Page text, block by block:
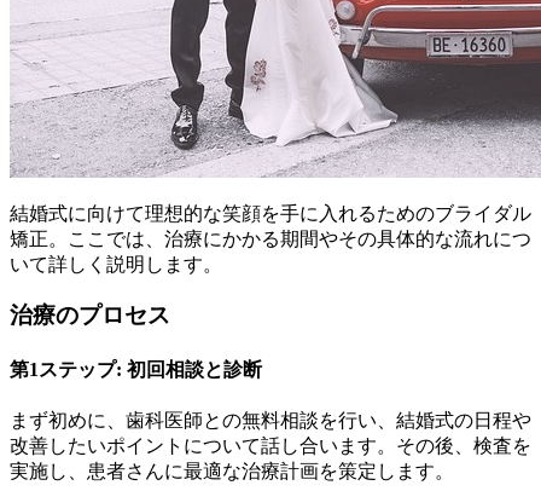
結婚式に向けて理想的な笑顔を手に入れるためのブライダル
矯正。ここでは、治療にかかる期間やその具体的な流れにつ
いて詳しく説明します。
治療のプロセス
第1ステップ: 初回相談と診断
まず初めに、歯科医師との無料相談を行い、結婚式の日程や
改善したいポイントについて話し合います。その後、検査を
実施し、患者さんに最適な治療計画を策定します。